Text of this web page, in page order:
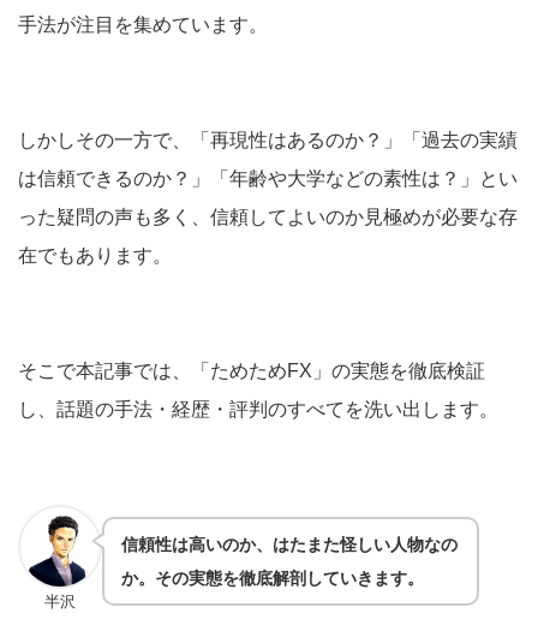
手法が注目を集めています。
しかしその一方で、「再現性はあるのか？」「過去の実績
は信頼できるのか？」「年齢や大学などの素性は？」とい
った疑問の声も多く、信頼してよいのか見極めが必要な存
在でもあります。
そこで本記事では、「ためためFX」の実態を徹底検証
し、話題の手法・経歴・評判のすべてを洗い出します。
半沢
信頼性は高いのか、はたまた怪しい人物なの
か。その実態を徹底解剖していきます。